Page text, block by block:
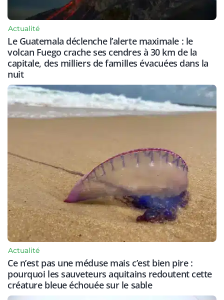
Actualité
Le Guatemala déclenche l’alerte maximale : le
volcan Fuego crache ses cendres à 30 km de la
capitale, des milliers de familles évacuées dans la
nuit
Actualité
Ce n’est pas une méduse mais c’est bien pire :
pourquoi les sauveteurs aquitains redoutent cette
créature bleue échouée sur le sable